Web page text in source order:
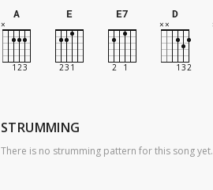
A
E E7 D
STRUMMING
There is no strumming pattern for this song yet.